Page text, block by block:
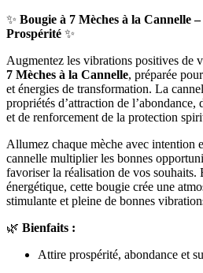
✨ Bougie à 7 Mèches à la Cannelle
Prospérité ✨
Augmentez les vibrations positives de
7 Mèches à la Cannelle, préparée
et énergies de transformation. La
propriétés d’attraction de
et de renforcement de la protection
Allumez chaque mèche avec intention
cannelle multiplier les bonnes
favoriser la réalisation de vos
énergétique, cette bougie crée une
stimulante et pleine de bonnes
🌿 Bienfaits :
Attire prospérité, abondance et